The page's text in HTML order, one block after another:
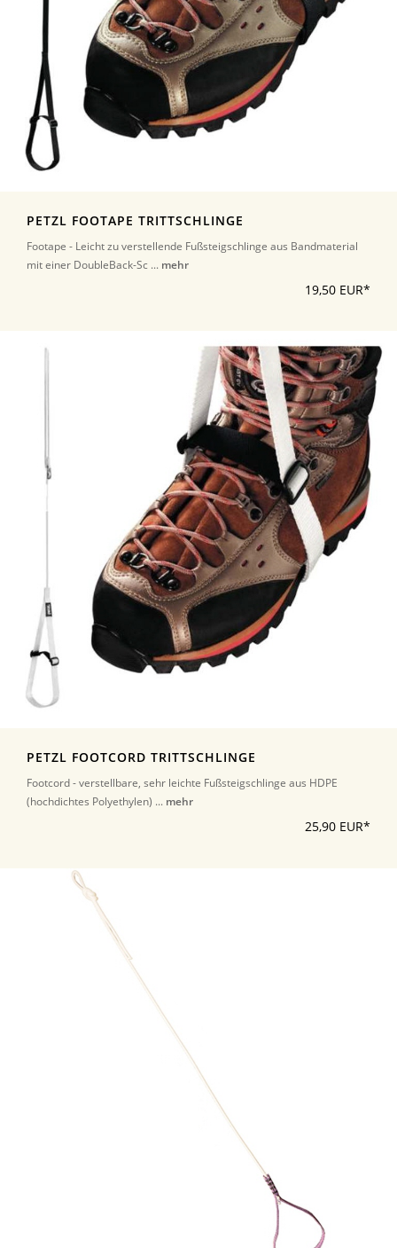
PETZL FOOTAPE TRITTSCHLINGE
Footape - Leicht zu verstellende Fußsteigschlinge aus Bandmaterial
mit einer DoubleBack-Sc ... mehr
19,50 EUR*
PETZL FOOTCORD TRITTSCHLINGE
Footcord - verstellbare, sehr leichte Fußsteigschlinge aus HDPE
(hochdichtes Polyethylen) ... mehr
25,90 EUR*